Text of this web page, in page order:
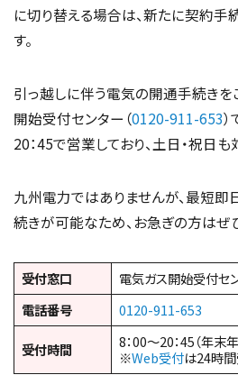
に切り替える場合は、新たに契約手
す。
引っ越しに伴う電気の開通手続きを
開始受付センター（0120-911-653
20：45で営業しており、土日・祝日も
九州電力ではありませんが、最短
続きが可能なため、お急ぎの方はぜ
受付窓口
電気ガス開始受付セ
電話番号
0120-911-653
受付時間
8：00～20：45（年末
※Web受付は24時